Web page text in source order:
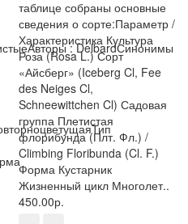
: DelbardСинонимы
таблице собраны основные
сведения о сорте:Параметр /
Характеристика Культура
Роза (Rosa L.) Сорт
«Айсберг» (Iceberg Cl, Fee
des Neiges Cl,
Schneewittchen Cl) Садовая
группа Плетистая
флорибунда (Плт. Фл.) /
Climbing Floribunda (Cl. F.)
Форма Кустарник
Жизненный цикл Многолет..
450.00р.